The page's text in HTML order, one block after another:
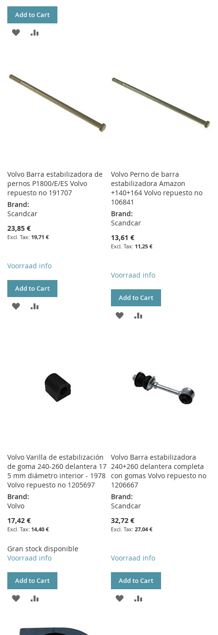
Add to Cart
ADD
LIST
Volvo Barra estabilizadora de
pernos P1800/E/ES Volvo
repuesto no 191707
Brand:
Scandcar
23,85 €
19,71 €
Voorraad info
Add to Cart
ADD
Volvo Perno de barra
estabilizadora Amazon
+140+164 Volvo repuesto no
106841
Brand:
Scandcar
13,61 €
11,25 €
Voorraad info
Add to Cart
ADD
Volvo Varilla de estabilización
de goma 240-260 delantera 17
5 mm diámetro interior - 1978
Volvo repuesto no 1205697
Brand:
Volvo
17,42 €
14,40 €
Gran stock disponible
Voorraad info
Add to Cart
ADD
WISH
COMPARE
Volvo Barra estabilizadora
240+260 delantera completa
con gomas Volvo repuesto no
1206667
Brand:
Scandcar
32,72 €
27,04 €
Voorraad info
Add to Cart
ADD